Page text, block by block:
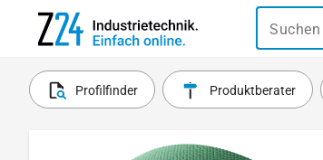
Suchen
Profilfinder Produktberater